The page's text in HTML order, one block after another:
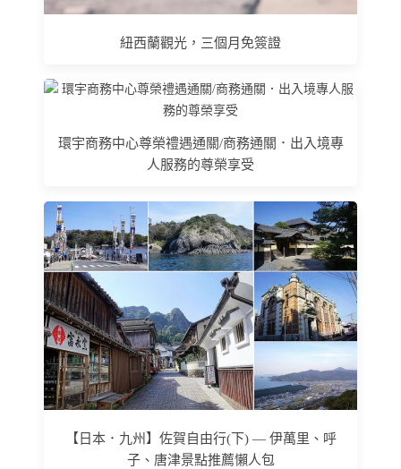
紐西蘭觀光，三個月免簽證
環宇商務中心尊榮禮遇通關/商務通關．出入境專
人服務的尊榮享受
【日本．九州】佐賀自由行(下) — 伊萬里、呼
子、唐津景點推薦懶人包